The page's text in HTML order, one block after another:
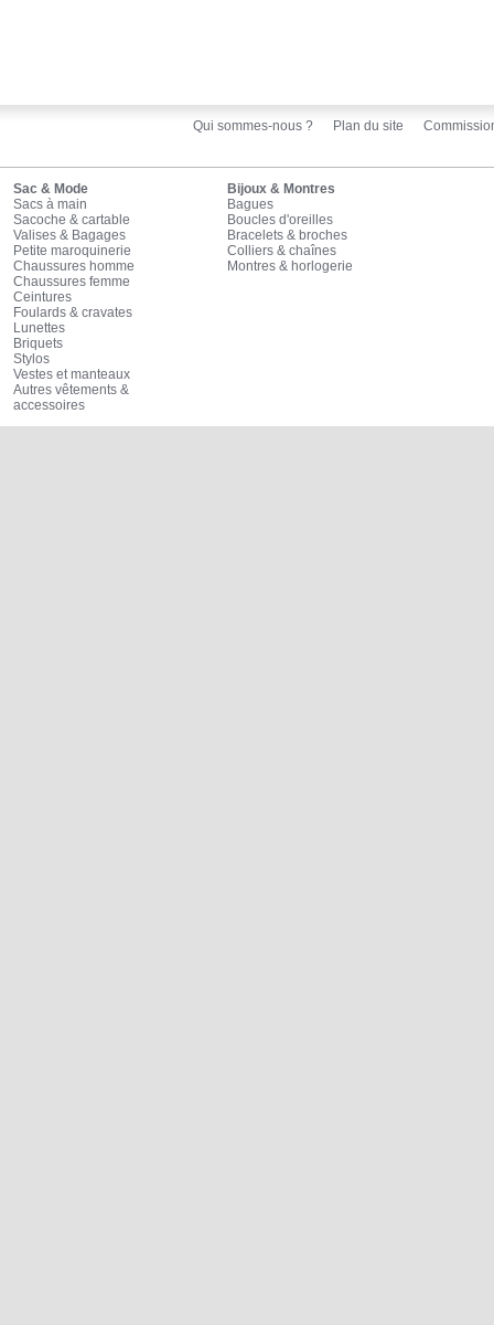
Qui sommes-nous ? Plan du site
Sac & Mode
Sacs à main
Sacoche & cartable
Valises & Bagages
Petite maroquinerie
Chaussures homme
Chaussures femme
Ceintures
Foulards & cravates
Lunettes
Briquets
Stylos
Vestes et manteaux
Autres vêtements &
accessoires
Bijoux & Montres
Bagues
Boucles d'oreilles
Bracelets & broches
Colliers & chaînes
Montres & horlogerie